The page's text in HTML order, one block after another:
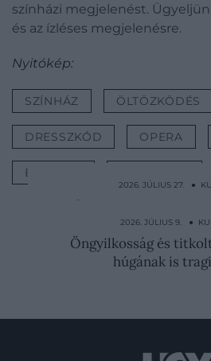
színházi megjelenést.
és az ízléses megjelenésre.
Nyitókép:
SZÍNHÁZ ÖLTÖZKÖDÉS
DRESSZKÓD OPERA
ELEGÁNS
2026. JÚLIUS 27. ●
Mária Anna bajor
generációkra
2026. JÚLIUS 9. ●
Öngyilkosság és
húgának is